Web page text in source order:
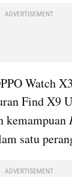
ADVERTISEMENT
Watch
kemampuan
satu
ADVERTISEMENT